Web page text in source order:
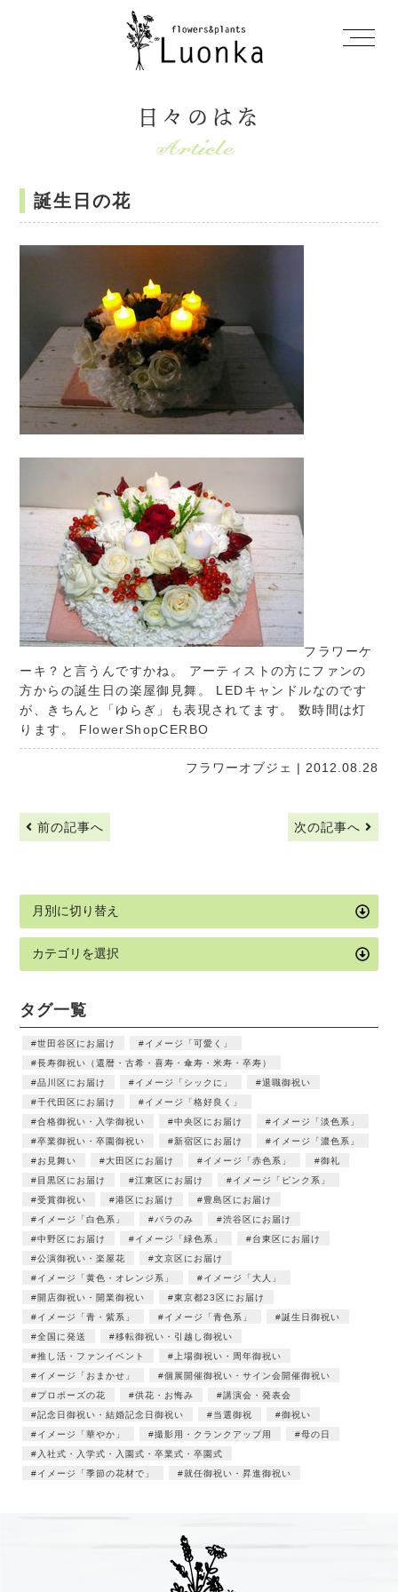
日々のはな
誕生日の花
フラワーケ
ーキ？と言うんですかね。 アーティストの方にファンの
方からの誕生日の楽屋御見舞。 LEDキャンドルなのです
が、きちんと「ゆらぎ」も表現されてます。 数時間は灯
ります。 FlowerShopCERBO
フラワーオブジェ | 2012.08.28
前の記事へ 次の記事へ
タグ一覧
世田谷区にお届け
イメージ「可愛く」
長寿御祝い（還暦・古希・喜寿・傘寿・米寿・卒寿）
品川区にお届け
イメージ「シックに」
退職御祝い
千代田区にお届け
イメージ「格好良く」
合格御祝い・入学御祝い
中央区にお届け
イメージ「淡色系」
卒業御祝い・卒園御祝い
新宿区にお届け
イメージ「濃色系」
お見舞い
大田区にお届け イメージ「赤色系」
御礼
目黒区にお届け
江東区にお届け
イメージ「ピンク系」
受賞御祝い
港区にお届け
豊島区にお届け
イメージ「白色系」
バラのみ
渋谷区にお届け
中野区にお届け
イメージ「緑色系」
台東区にお届け
公演御祝い・楽屋花
文京区にお届け
イメージ「黄色・オレンジ系」
イメージ「大人」
開店御祝い・開業御祝い
東京都23区にお届け
イメージ「青・紫系」
イメージ「青色系」
誕生日御祝い
全国に発送
移転御祝い・引越し御祝い
推し活・ファンイベント
上場御祝い・周年御祝い
イメージ「おまかせ」
個展開催御祝い・サイン会開催御祝い
プロポーズの花
供花・お悔み
講演会・発表会
記念日御祝い・結婚記念日御祝い
当選御祝
御祝い
イメージ「華やか」
撮影用・クランクアップ用
母の日
入社式・入学式・入園式・卒業式・卒園式
イメージ「季節の花材で」
就任御祝い・昇進御祝い